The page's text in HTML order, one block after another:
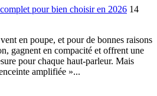
pour bien choisir en 2026 14
en poupe, et pour de bonnes raisons
gagnent en compacité et offrent une
pour chaque haut-parleur. Mais
amplifiée »...